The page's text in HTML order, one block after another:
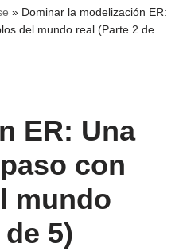
» Dominar la modelización ER:
del mundo real (Parte 2 de
ER: Una
con
mundo
5)